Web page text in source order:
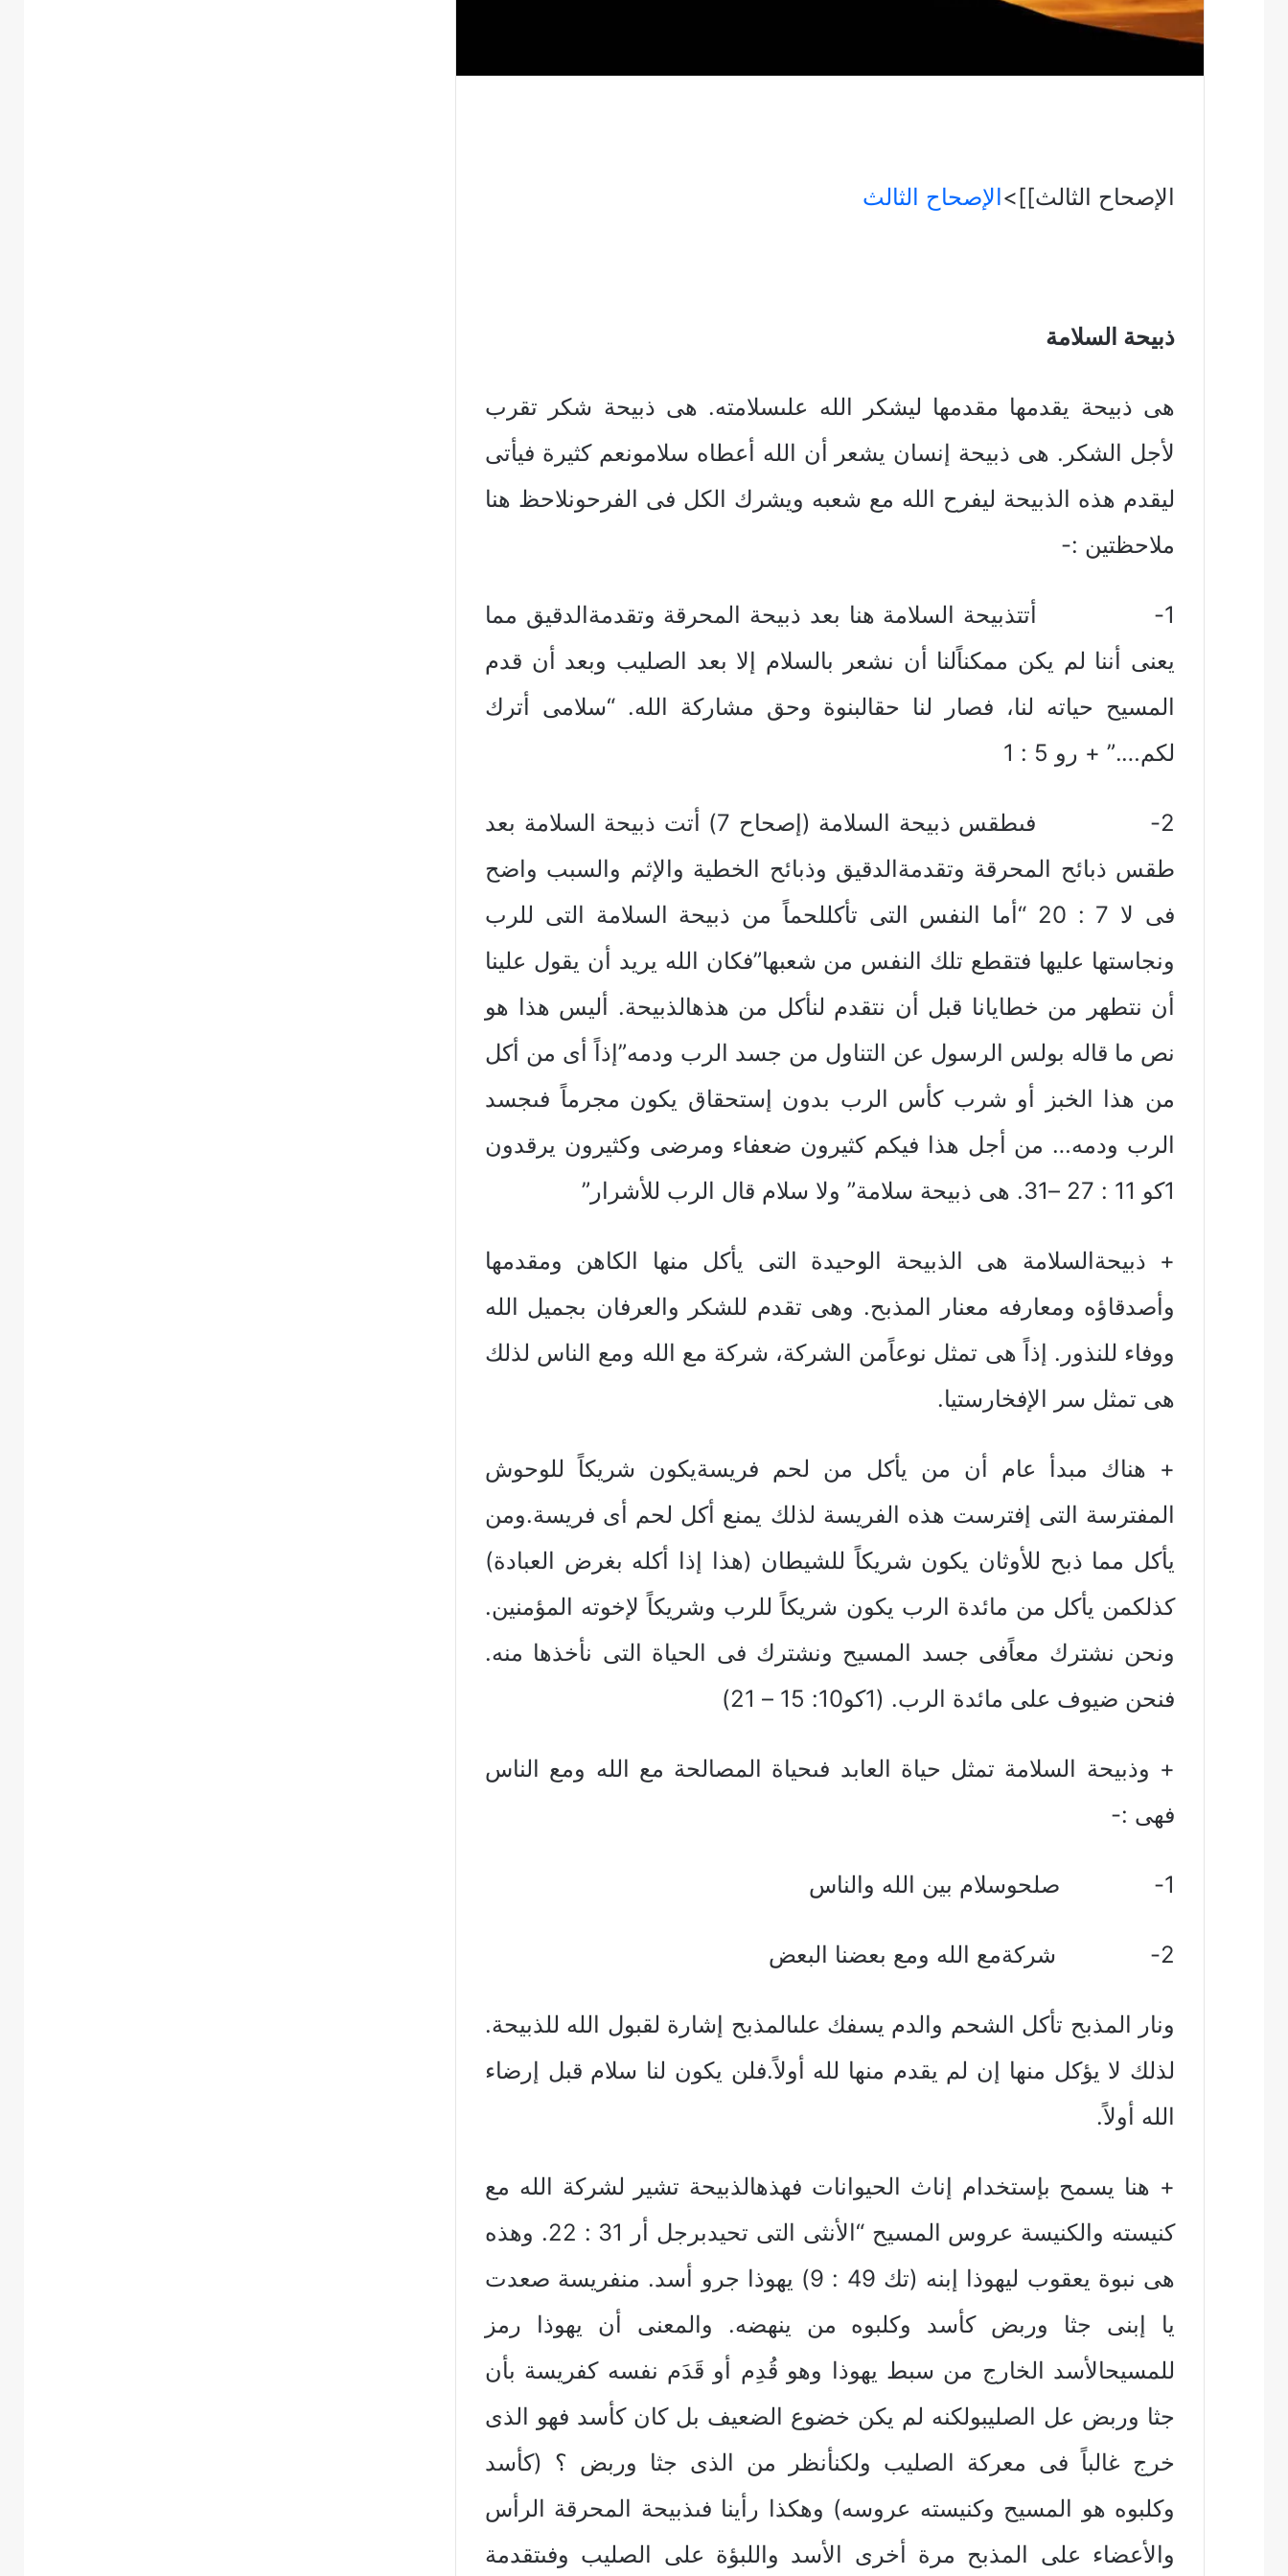
الإصحاح الثالث]]>الإصحاح الثالث
ذبيحة السلامة
هى ذبيحة يقدمها مقدمها ليشكر الله علىسلامته. هى ذبيحة شكر تقرب
لأجل الشكر. هى ذبيحة إنسان يشعر أن الله أعطاه سلامونعم كثيرة فيأتى
ليقدم هذه الذبيحة ليفرح الله مع شعبه ويشرك الكل فى الفرحونلاحظ هنا
ملاحظتين :-
1- أتتذبيحة السلامة هنا بعد ذبيحة المحرقة وتقدمةالدقيق مما
يعنى أننا لم يكن ممكناًلنا أن نشعر بالسلام إلا بعد الصليب وبعد أن قدم
المسيح حياته لنا، فصار لنا حقالبنوة وحق مشاركة الله. “سلامى أترك
لكم….” + رو 5 : 1
2- فىطقس ذبيحة السلامة (إصحاح 7) أتت ذبيحة السلامة بعد
طقس ذبائح المحرقة وتقدمةالدقيق وذبائح الخطية والإثم والسبب واضح
فى لا 7 : 20 “أما النفس التى تأكللحماً من ذبيحة السلامة التى للرب
ونجاستها عليها فتقطع تلك النفس من شعبها”فكان الله يريد أن يقول علينا
أن نتطهر من خطايانا قبل أن نتقدم لنأكل من هذهالذبيحة. أليس هذا هو
نص ما قاله بولس الرسول عن التناول من جسد الرب ودمه”إذاً أى من أكل
من هذا الخبز أو شرب كأس الرب بدون إستحقاق يكون مجرماً فىجسد
الرب ودمه… من أجل هذا فيكم كثيرون ضعفاء ومرضى وكثيرون يرقدون
1كو 11 : 27 –31. هى ذبيحة سلامة” ولا سلام قال الرب للأشرار”
+ ذبيحةالسلامة هى الذبيحة الوحيدة التى يأكل منها الكاهن ومقدمها
وأصدقاؤه ومعارفه معنار المذبح. وهى تقدم للشكر والعرفان بجميل الله
ووفاء للنذور. إذاً هى تمثل نوعاًمن الشركة، شركة مع الله ومع الناس لذلك
هى تمثل سر الإفخارستيا.
+ هناك مبدأ عام أن من يأكل من لحم فريسةيكون شريكاً للوحوش
المفترسة التى إفترست هذه الفريسة لذلك يمنع أكل لحم أى فريسة.ومن
يأكل مما ذبح للأوثان يكون شريكاً للشيطان (هذا إذا أكله بغرض العبادة)
كذلكمن يأكل من مائدة الرب يكون شريكاً للرب وشريكاً لإخوته المؤمنين.
ونحن نشترك معاًفى جسد المسيح ونشترك فى الحياة التى نأخذها منه.
فنحن ضيوف على مائدة الرب. (1كو10: 15 – 21)
+ وذبيحة السلامة تمثل حياة العابد فىحياة المصالحة مع الله ومع الناس
فهى :-
1- صلحوسلام بين الله والناس
2- شركةمع الله ومع بعضنا البعض
ونار المذبح تأكل الشحم والدم يسفك علىالمذبح إشارة لقبول الله للذبيحة.
لذلك لا يؤكل منها إن لم يقدم منها لله أولاً.فلن يكون لنا سلام قبل إرضاء
الله أولاً.
+ هنا يسمح بإستخدام إناث الحيوانات فهذهالذبيحة تشير لشركة الله مع
كنيسته والكنيسة عروس المسيح “الأنثى التى تحيدبرجل أر 31 : 22. وهذه
هى نبوة يعقوب ليهوذا إبنه (تك 49 : 9) يهوذا جرو أسد. منفريسة صعدت
يا إبنى جثا وربض كأسد وكلبوه من ينهضه. والمعنى أن يهوذا رمز
للمسيحالأسد الخارج من سبط يهوذا وهو قُدِم أو قَدَم نفسه كفريسة بأن
جثا وربض عل الصليبولكنه لم يكن خضوع الضعيف بل كان كأسد فهو الذى
خرج غالباً فى معركة الصليب ولكنأنظر من الذى جثا وربض ؟ (كأسد
وكلبوه هو المسيح وكنيسته عروسه) وهكذا رأينا فىذبيحة المحرقة الرأس
والأعضاء على المذبح مرة أخرى الأسد واللبؤة على الصليب وفىتقدمة